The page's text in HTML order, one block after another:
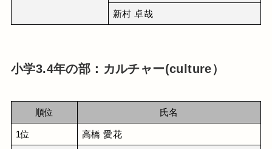
新村 卓哉
小学3.4年の部：カルチャー(culture）
順位 氏名
1位 高橋 愛花